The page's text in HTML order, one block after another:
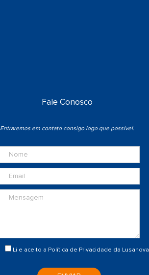
Fale Conosco
Entraremos em contato consigo logo que possível.
Li e aceito a Política de Privacidade da Lusanova